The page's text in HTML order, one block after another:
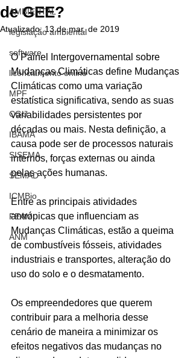
AMBIENTAL
legislação ambiental
software
licenciamento online
MPF
CGU
IBAMA
SISEMA
SEMAD
ICMBio
FEAM
ANM
de GEE?
Atualizado:13 de mar. de 2019
O Painel Intergovernamental sobre
Mudanças Climáticas define Mudanças
Climáticas como uma variação
estatística significativa, sendo as suas
variabilidades persistentes por
décadas ou mais. Nesta definição, a
causa pode ser de processos naturais
internos, forças externas ou ainda
pelas ações humanas.
Entre as principais atividades
antrópicas que influenciam as
Mudanças Climáticas, estão a queima
de combustíveis fósseis, atividades
industriais e transportes, alteração do
uso do solo e o desmatamento.
Os empreendedores que querem
contribuir para a melhoria desse
cenário de maneira a minimizar os
efeitos negativos das mudanças no